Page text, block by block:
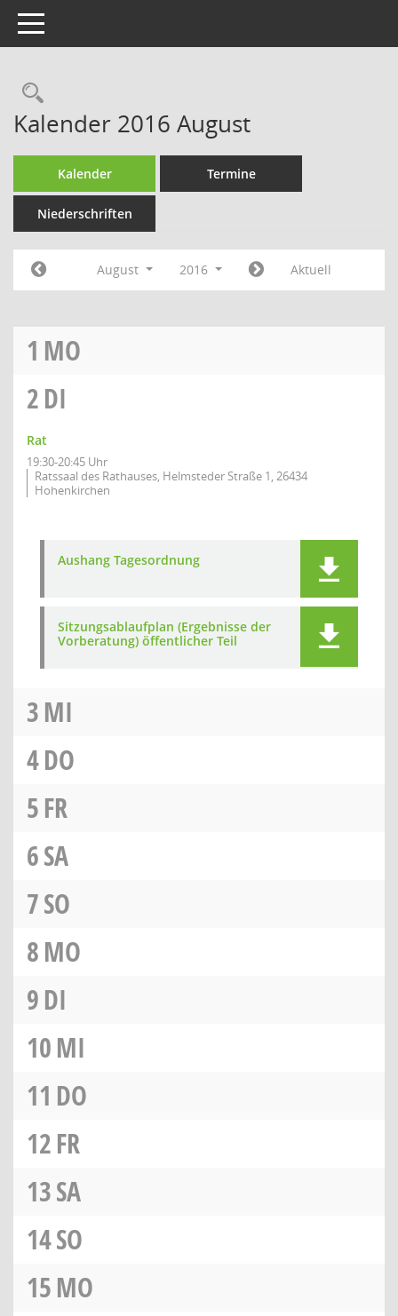
Toggle navigation
Rechercheauswahl
Kalender 2016 August
Kalender Termine
Niederschriften
August 2016 Aktuell
1 MO
2DI
Rat
19:30-20:45 Uhr
Ratssaal des Rathauses, Helmsteder Straße 1, 26434
Hohenkirchen
Aushang Tagesordnung
Sitzungsablaufplan (Ergebnisse der
Vorberatung) öffentlicher Teil
3MI
4DO
5FR
6SA
7SO
8MO
9DI
10MI
11 DO
12FR
13SA
14SO
15MO